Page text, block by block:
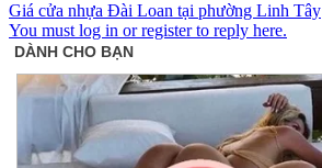
Giá cửa nhựa Đài Loan tại phường Linh Tây
You must log in or register to reply here.